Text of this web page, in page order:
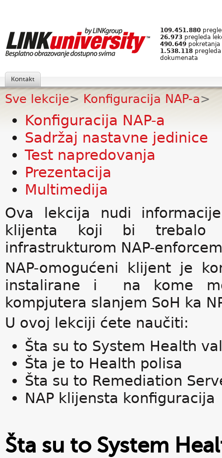
109.451.880
26.973 pregleda
490.649 pokretanja
1.538.118
dokumenata
Kontakt
Sve lekcije> Konfiguracija NAP-a>
Konfiguracija NAP-a
Sadržaj nastavne jedinice
Test napredovanja
Prezentacija
Multimedija
Ova lekcija nudi
klijenta koji bi trebalo
infrastrukturom NAP-
NAP-omogućeni klijent je
instalirane i na kome
kompjutera slanjem SoH ka
U ovoj lekciji ćete naučiti:
Šta su to System Health
Šta je to Health polisa
Šta su to Remediation
NAP klijensta konfiguracija
Šta su to System